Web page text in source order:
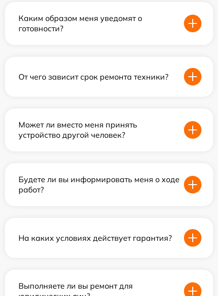
Каким образом меня уведомят о
готовности?
От чего зависит срок ремонта техники?
Может ли вместо меня принять
устройство другой человек?
Будете ли вы информировать меня о ходе
работ?
На каких условиях действует гарантия?
Выполняете ли вы ремонт для